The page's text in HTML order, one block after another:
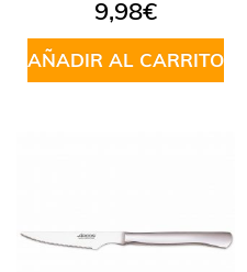
9,98€
AÑADIR AL CARRITO